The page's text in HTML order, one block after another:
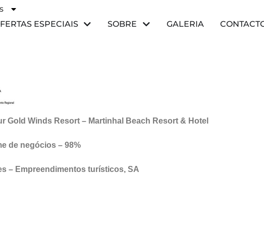
ESPECIAIS SOBRE GALERIA
Gold Winds Resort – Martinhal Beach Resort & Hotel
de negócios – 98%
– Empreendimentos turísticos, SA